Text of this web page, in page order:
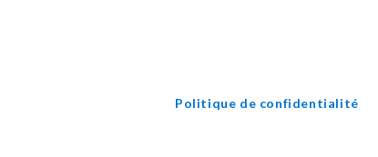
Politique de confidentialité